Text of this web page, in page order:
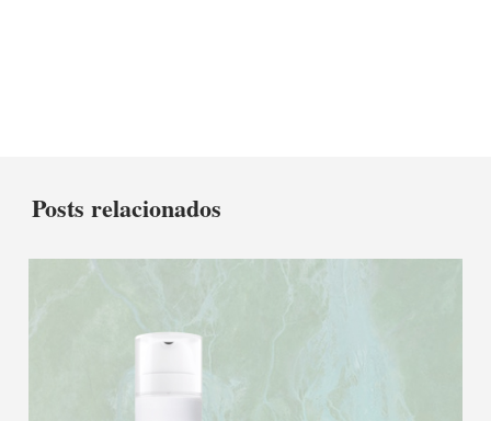
Posts relacionados